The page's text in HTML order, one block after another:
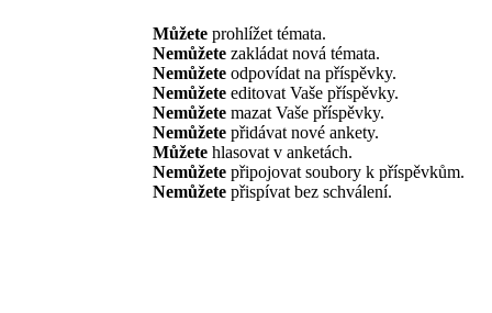
Můžete prohlížet témata.
Nemůžete zakládat nová témata.
Nemůžete odpovídat na příspěvky.
Nemůžete editovat Vaše příspěvky.
Nemůžete mazat Vaše příspěvky.
Nemůžete přidávat nové ankety.
Můžete hlasovat v anketách.
Nemůžete připojovat soubory k příspěvkům.
Nemůžete přispívat bez schválení.